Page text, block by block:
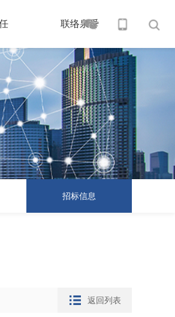
联络泉舜
招标信息
返回列表